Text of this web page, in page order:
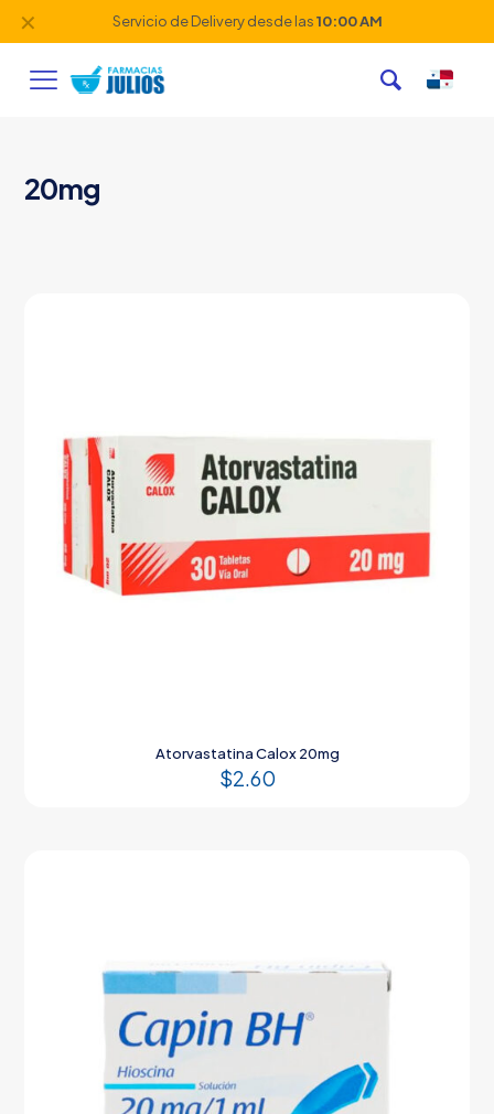
Servicio de Delivery desde las10:00 AM
✕
20mg
Atorvastatina Calox 20mg
$2.60